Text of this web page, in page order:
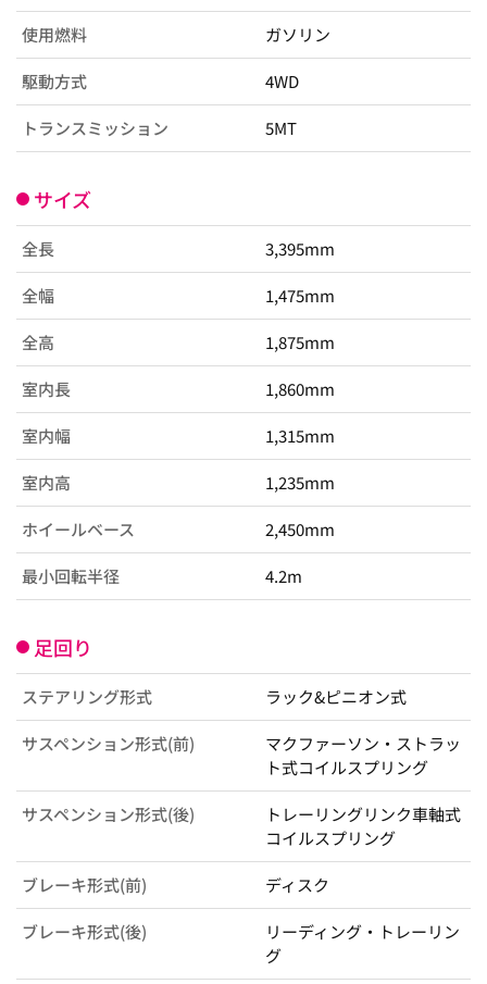
使用燃料 ガソリン
駆動方式 4WD
トランスミッション 5MT
サイズ
全長 3,395mm
全幅 1,475mm
全高 1,875mm
室内長 1,860mm
室内幅 1,315mm
室内高 1,235mm
ホイールベース 2,450mm
最小回転半径 4.2m
足回り
ステアリング形式 ラック&ピニオン式
サスペンション形式(前)
マクファーソン・ストラッ
ト式コイルスプリング
サスペンション形式(後)
トレーリングリンク車軸式
コイルスプリング
ブレーキ形式(前) ディスク
ブレーキ形式(後)
リーディング・トレーリン
グ